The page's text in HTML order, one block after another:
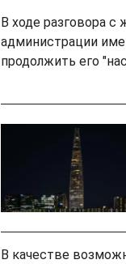
В ходе разговора
администрации
продолжить его
В качестве